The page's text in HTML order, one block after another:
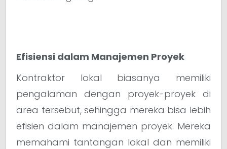
Efisiensi dalam Manajemen Proyek
Kontraktor lokal biasanya memiliki
pengalaman dengan proyek-proyek di
area tersebut, sehingga mereka bisa lebih
efisien dalam manajemen proyek. Mereka
memahami tantangan lokal dan memiliki